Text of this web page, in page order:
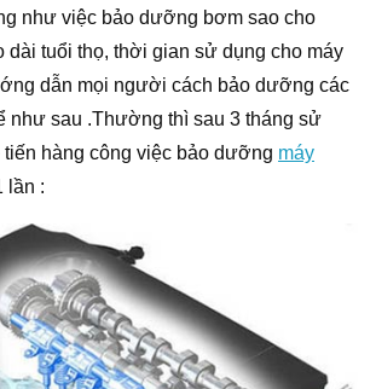
như việc bảo dưỡng bơm sao cho
dài tuổi thọ, thời gian sử dụng cho máy
dẫn mọi người cách bảo dưỡng các
như sau .Thường thì sau 3 tháng sử
tiến hàng công việc bảo dưỡng máy
lần :